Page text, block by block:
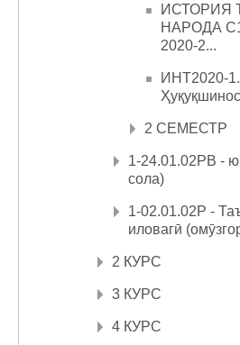
ИСТОРИЯ
НАРОДА
2020-2...
ИНТ2020-
2 СЕМЕСТР
1-24.01.02РВ -
сола)
1-02.01.02Р -
иловагӣ
2 КУРС
3 КУРС
4 КУРС